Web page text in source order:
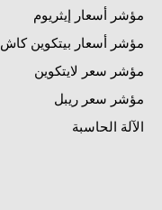
مؤشر أسعار إيثريوم
مؤشر أسعار بيتكوين كاش
مؤشر سعر لايتكوين
مؤشر سعر ريبل
الآلة الحاسبة